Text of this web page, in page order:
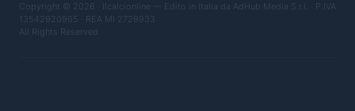
Copyright © 2026 · Ilcalcionline — Edito in Italia da AdHub Media S.r.l. · P.IVA
13542920965 · REA MI 2729933
All Rights Reserved